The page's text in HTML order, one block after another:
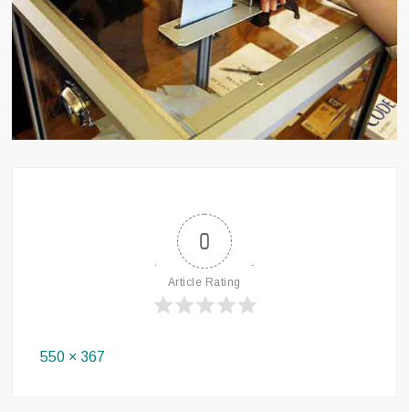
0
Article Rating
Full
550 × 367